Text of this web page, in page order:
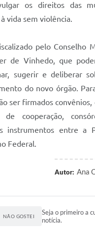
os direitos das
vida sem violência.
pelo Conselho
de Vinhedo, que
sugerir e deliberar
do novo órgão.
ser firmados convênios,
de cooperação,
instrumentos entre a
Federal.
Autor: Ana
NÃO GOSTEI
Seja o primeiro a
notícia.